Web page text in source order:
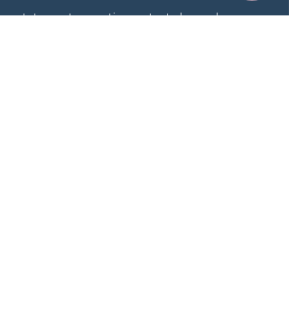
Internet:www.tierarzt-stolpen.de